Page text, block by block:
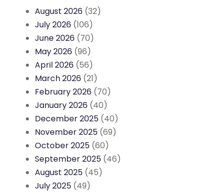
August 2026 (32)
July 2026 (106)
June 2026 (70)
May 2026 (96)
April 2026 (56)
March 2026 (21)
February 2026 (70)
January 2026 (40)
December 2025 (40)
November 2025 (69)
October 2025 (60)
September 2025 (46)
August 2025 (45)
July 2025 (49)